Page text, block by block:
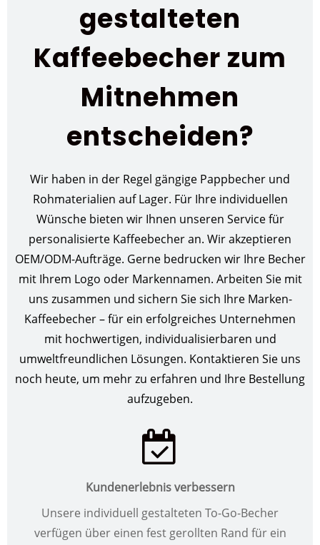
gestalteten
Kaffeebecher zum
Mitnehmen
entscheiden?
Wir haben in der Regel gängige Pappbecher und
Rohmaterialien auf Lager. Für Ihre individuellen
Wünsche bieten wir Ihnen unseren Service für
personalisierte Kaffeebecher an. Wir akzeptieren
OEM/ODM-Aufträge. Gerne bedrucken wir Ihre Becher
mit Ihrem Logo oder Markennamen. Arbeiten Sie mit
uns zusammen und sichern Sie sich Ihre Marken-
Kaffeebecher – für ein erfolgreiches Unternehmen
mit hochwertigen, individualisierbaren und
umweltfreundlichen Lösungen. Kontaktieren Sie uns
noch heute, um mehr zu erfahren und Ihre Bestellung
aufzugeben.
Kundenerlebnis verbessern
Unsere individuell gestalteten To-Go-Becher
verfügen über einen fest gerollten Rand für ein